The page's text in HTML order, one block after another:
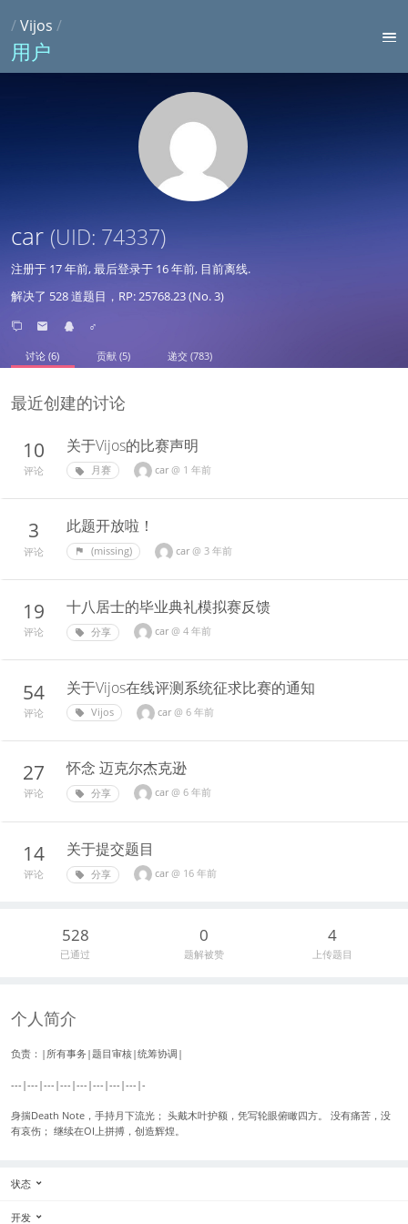
/Vijos /
用户
car (UID: 74337)
注册于 17 年前, 最后登录于 16 年前, 目前离线.
解决了 528 道题目，RP: 25768.23 (No. 3)
♂
讨论 (6) 贡献 (5) 递交 (783)
最近创建的讨论
10
评论
关于Vijos的比赛声明
月赛 car @ 1 年前
3
评论
此题开放啦！
(missing) car @ 3 年前
19
评论
十八居士的毕业典礼模拟赛反馈
分享 car @ 4 年前
54
评论
关于Vijos在线评测系统征求比赛的通知
Vijos car @ 6 年前
27
评论
怀念 迈克尔杰克逊
分享 car @ 6 年前
14
评论
关于提交题目
分享 car @ 16 年前
528
已通过
0
题解被赞
4
上传题目
个人简介
负责：|所有事务|题目审核|统筹协调|
---|---|---|---|---|---|---|---|-
身揣Death Note，手持月下流光； 头戴木叶护额，凭写轮眼俯瞰四方。 没有痛苦，没
有哀伤； 继续在OI上拼搏，创造辉煌。
状态
开发